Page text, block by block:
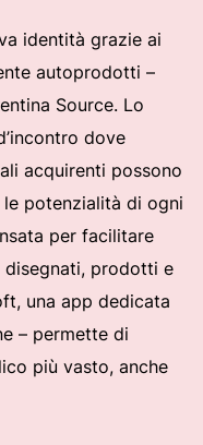
identità grazie ai
autoprodotti –
Source. Lo
dove
acquirenti possono
potenzialità di ogni
per facilitare
disegnati, prodotti e
una app dedicata
– permette di
più vasto, anche